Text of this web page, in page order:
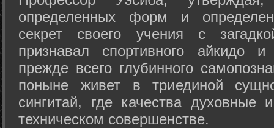
определенных форм и
секрет своего учения с
признавал спортивного айкидо
прежде всего глубинного
поныне живет в триединой
сингитай, где качества духовные
техническом совершенстве.